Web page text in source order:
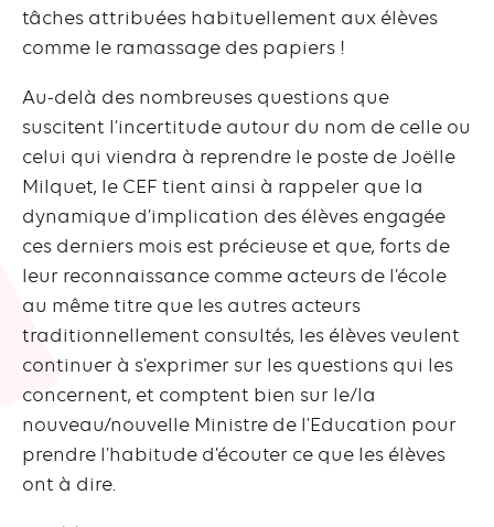
tâches attribuées habituellement aux élèves
comme le ramassage des papiers !
Au-delà des nombreuses questions que
suscitent l’incertitude autour du nom de celle ou
celui qui viendra à reprendre le poste de Joëlle
Milquet, le CEF tient ainsi à rappeler que la
dynamique d’implication des élèves engagée
ces derniers mois est précieuse et que, forts de
leur reconnaissance comme acteurs de l’école
au même titre que les autres acteurs
traditionnellement consultés, les élèves veulent
continuer à s’exprimer sur les questions qui les
concernent, et comptent bien sur le/la
nouveau/nouvelle Ministre de l’Education pour
prendre l’habitude d’écouter ce que les élèves
ont à dire.